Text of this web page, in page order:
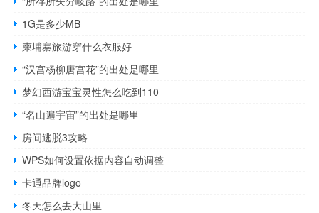
1G是多少MB
柬埔寨旅游穿什么衣服好
“汉宫杨柳唐宫花”的出处是哪里
梦幻西游宝宝灵性怎么吃到110
“名山遍宇宙”的出处是哪里
房间逃脱3攻略
WPS如何设置依据内容自动调整
卡通品牌logo
冬天怎么去大山里